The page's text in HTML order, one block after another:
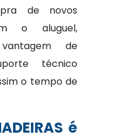
de novos
o aluguel,
de
técnico
o tempo de
é